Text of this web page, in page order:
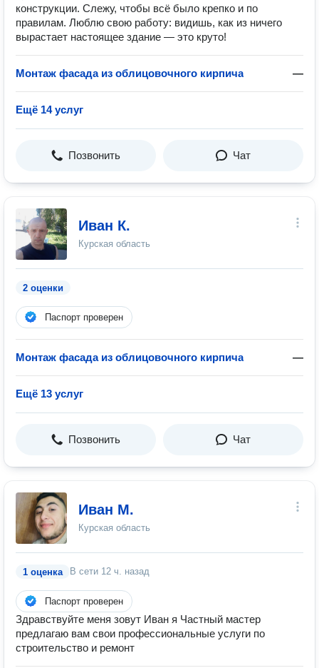
конструкции. Слежу, чтобы всё было крепко и по
правилам. Люблю свою работу: видишь, как из ничего
вырастает настоящее здание — это круто!
Монтаж фасада из облицовочного кирпича —
Ещё 14 услуг
Позвонить Чат
Иван К.
Курская область
2 оценки
Паспорт проверен
Монтаж фасада из облицовочного кирпича —
Ещё 13 услуг
Позвонить Чат
Иван М.
Курская область
1 оценка В сети 12 ч. назад
Паспорт проверен
Здравствуйте меня зовут Иван я Частный мастер
предлагаю вам свои профессиональные услуги по
строительство и ремонт